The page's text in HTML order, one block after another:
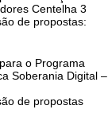
Centelha 3
de propostas:
o Programa
Soberania Digital –
de propostas